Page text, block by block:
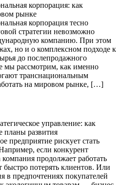
корпорация: как
рынке
корпорация тесно
стратегии невозможно
компанию. При этом
но и о комплексном подходе к
до послепродажного
мы рассмотрим, как именно
транснациональным
на мировом рынке, […]
управление: как
планы развития
предприятие рискует стать
если конкурент
продолжает работать
быстро потерять клиентов. Или
в предпочтениях покупателей